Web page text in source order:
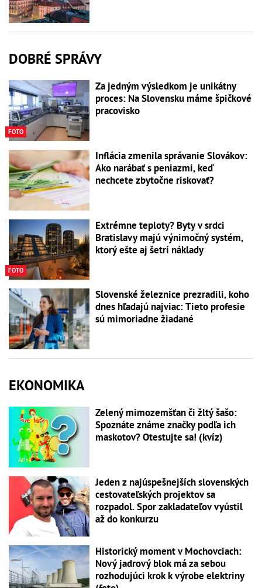
DOBRÉ SPRÁVY
FOTO
Za jedným výsledkom je unikátny
proces: Na Slovensku máme špičkové
pracovisko
Inflácia zmenila správanie Slovákov:
Ako narábať s peniazmi, keď
nechcete zbytočne riskovať?
FOTO
Extrémne teploty? Byty v srdci
Bratislavy majú výnimočný systém,
ktorý ešte aj šetrí náklady
Slovenské železnice prezradili, koho
dnes hľadajú najviac: Tieto profesie
sú mimoriadne žiadané
EKONOMIKA
Zelený mimozemšťan či žltý šašo:
Spoznáte známe značky podľa ich
maskotov? Otestujte sa! (kvíz)
Jeden z najúspešnejších slovenských
cestovateľských projektov sa
rozpadol. Spor zakladateľov vyústil
až do konkurzu
Historický moment v Mochovciach:
Nový jadrový blok má za sebou
rozhodujúci krok k výrobe elektriny